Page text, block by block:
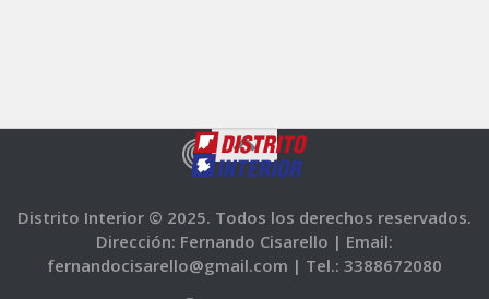
Distrito Interior © 2025. Todos los derechos reservados.
Dirección: Fernando Cisarello | Email:
fernandocisarello@gmail.com | Tel.: 3388672080